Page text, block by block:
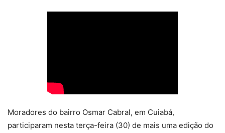
Moradores do bairro Osmar Cabral, em Cuiabá,
participaram nesta terça-feira (30) de mais uma edição do